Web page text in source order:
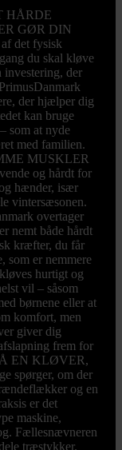
HÅRDE
GØR DIN
det fysisk
du skal kløve
der
der hjælper dig
kan bruge
som at nyde
med familien.
MUSKLER
og hårdt for
hænder, især
vintersæsonen.
overtager
nemt både hårdt
kræfter, du får
som er nemmere
hurtigt og
vil – såsom
børnene eller at
komfort, men
giver dig
frem for
EN KLØVER,
spørger, om der
og en
er det
maskine,
Fællesnævneren
træstykker.